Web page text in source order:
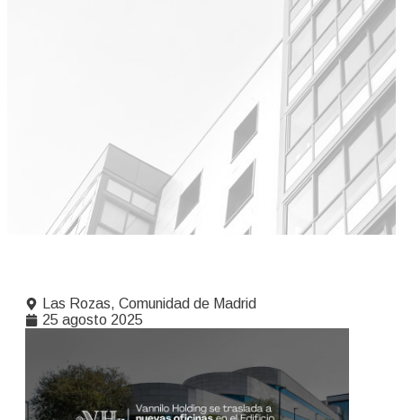
Las Rozas, Comunidad de Madrid
25 agosto 2025